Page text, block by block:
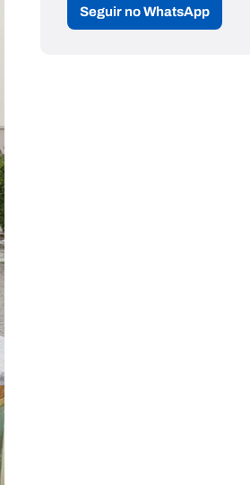
Seguir no WhatsApp